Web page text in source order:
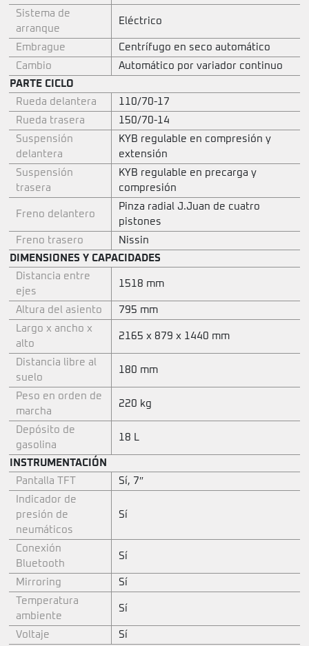
Sistema de
arranque
Eléctrico
Embrague
Centrífugo en seco automático
Cambio
Automático por variador continuo
PARTE CICLO
Rueda delantera
110/70-17
Rueda trasera
150/70-14
Suspensión
delantera
KYB regulable en compresión y
extensión
Suspensión
trasera
KYB regulable en precarga y
compresión
Freno delantero
Pinza radial J.Juan de cuatro
pistones
Freno trasero
Nissin
DIMENSIONES Y CAPACIDADES
Distancia entre
ejes
1518 mm
Altura del asiento
795 mm
Largo x ancho x
alto
2165 x 879 x 1440 mm
Distancia libre al
suelo
180 mm
Peso en orden de
marcha
220 kg
Depósito de
gasolina
18 L
INSTRUMENTACIÓN
Pantalla TFT
Sí, 7″
Indicador de
presión de
neumáticos
Sí
Conexión
Bluetooth
Sí
Mirroring
Sí
Temperatura
ambiente
Sí
Voltaje
Sí